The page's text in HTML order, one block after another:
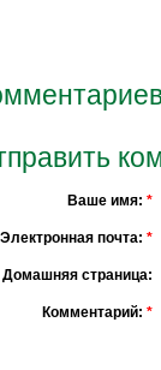
Ваше имя: *
Электронная почта: *
Домашняя страница:
Комментарий: *